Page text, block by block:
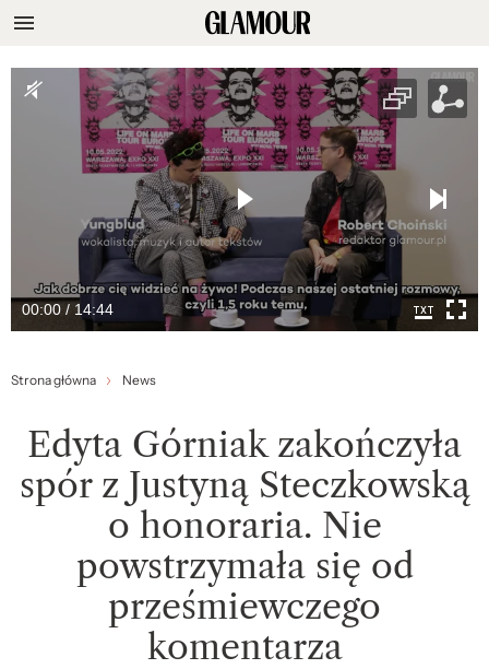
00:00 / 14:44
Strona główna News
Edyta Górniak zakończyła
spór z Justyną Steczkowską
o honoraria. Nie
powstrzymała się od
prześmiewczego
komentarza